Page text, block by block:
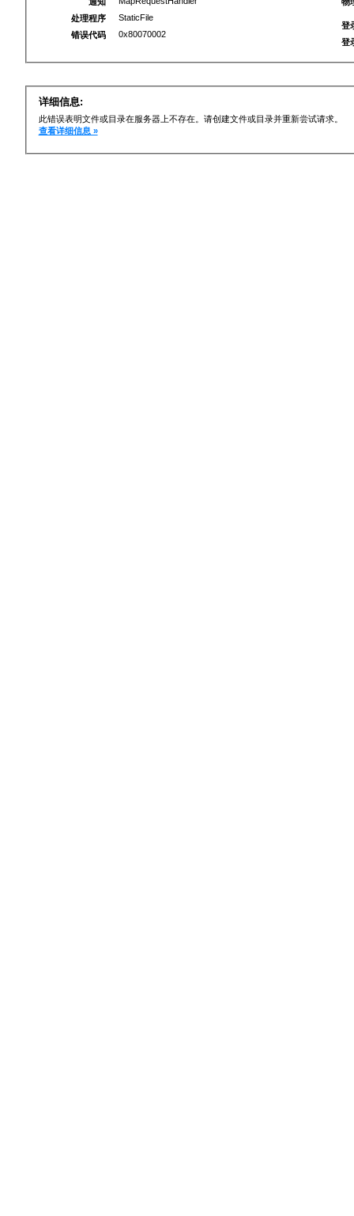
处理程序
StaticFile
错误代码
0x80070002
登
登
详细信息:
此错误表明文件或目录在服务器上不存在。请创建文件或目录并重新尝试请求。
查看详细信息 »